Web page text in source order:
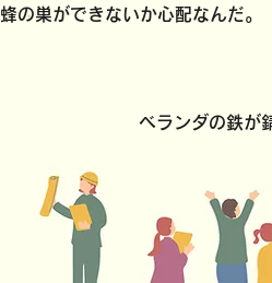
蜂の巣ができないか心配なんだ。
ベランダの鉄が